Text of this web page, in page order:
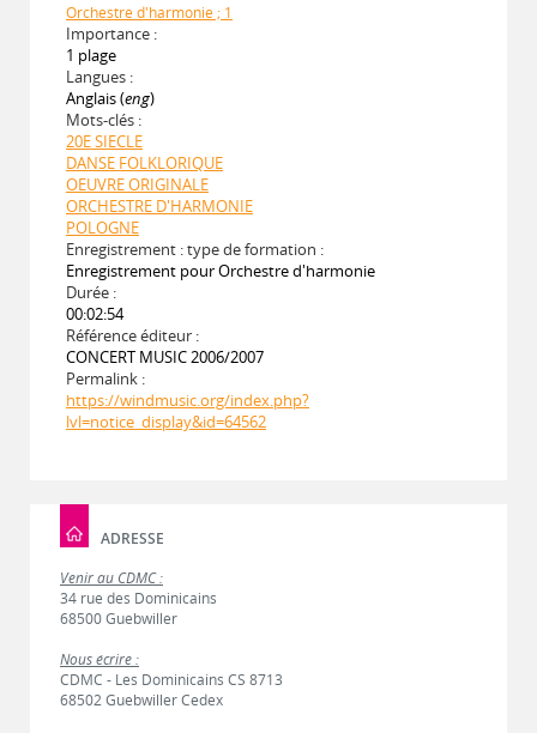
Orchestre d'harmonie ; 1
Importance :
1 plage
Langues :
Anglais (eng)
Mots-clés :
20E SIECLE
DANSE FOLKLORIQUE
OEUVRE ORIGINALE
ORCHESTRE D'HARMONIE
POLOGNE
Enregistrement : type de formation :
Enregistrement pour Orchestre d'harmonie
Durée :
00:02:54
Référence éditeur :
CONCERT MUSIC 2006/2007
Permalink :
https://windmusic.org/index.php?
lvl=notice_display&id=64562
ADRESSE
Venir au CDMC :
34 rue des Dominicains
68500 Guebwiller
Nous écrire :
CDMC - Les Dominicains CS 8713
68502 Guebwiller Cedex